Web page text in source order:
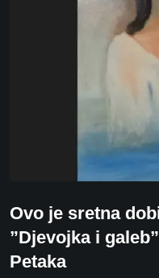
Ovo je sretna
”Djevojka i
Petaka